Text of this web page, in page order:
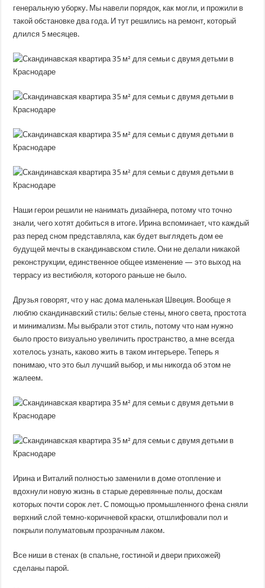
генеральную уборку. Мы навели порядок, как могли, и прожили в
такой обстановке два года. И тут решились на ремонт, который
длился 5 месяцев.
Наши герои решили не нанимать дизайнера, потому что точно
знали, чего хотят добиться в итоге. Ирина вспоминает, что каждый
раз перед сном представляла, как будет выглядеть дом ее
будущей мечты в скандинавском стиле. Они не делали никакой
реконструкции, единственное общее изменение — это выход на
террасу из вестибюля, которого раньше не было.
Друзья говорят, что у нас дома маленькая Швеция. Вообще я
люблю скандинавский стиль: белые стены, много света, простота
и минимализм. Мы выбрали этот стиль, потому что нам нужно
было просто визуально увеличить пространство, а мне всегда
хотелось узнать, каково жить в таком интерьере. Теперь я
понимаю, что это был лучший выбор, и мы никогда об этом не
жалеем.
Ирина и Виталий полностью заменили в доме отопление и
вдохнули новую жизнь в старые деревянные полы, доскам
которых почти сорок лет. С помощью промышленного фена сняли
верхний слой темно-коричневой краски, отшлифовали пол и
покрыли полуматовым прозрачным лаком.
Все ниши в стенах (в спальне, гостиной и двери прихожей)
сделаны парой.